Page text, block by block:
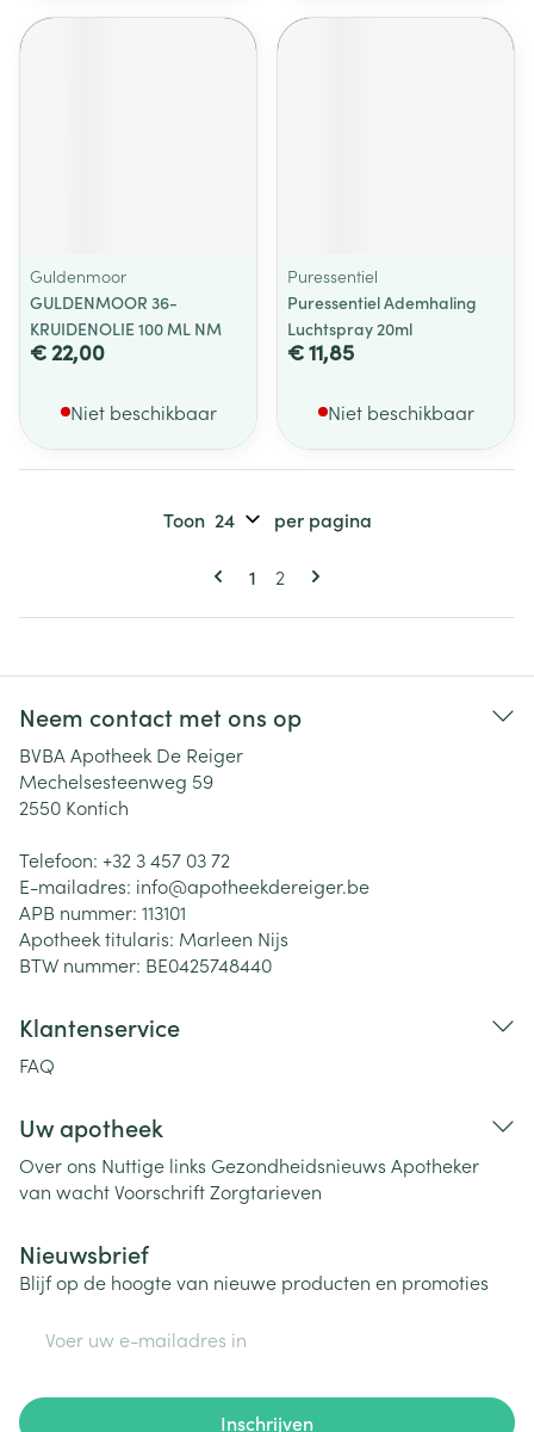
Guldenmoor
GULDENMOOR 36-
KRUIDENOLIE 100 ML NM
€ 22,00
Niet beschikbaar
Puressentiel
Puressentiel Ademhaling
Luchtspray 20ml
€ 11,85
Niet beschikbaar
Pagina's
U lees momenteel pagina
1 Pagina
2
Toon per pagina
Neem contact met ons op
BVBA Apotheek De Reiger
Mechelsesteenweg 59
2550 Kontich
Telefoon: +32 3 457 03 72
E-mailadres: info@apotheekdereiger.be
APB nummer: 113101
Apotheek titularis: Marleen Nijs
BTW nummer: BE0425748440
Klantenservice
FAQ
Uw apotheek
Over ons Nuttige links Gezondheidsnieuws Apotheker
van wachtVoorschriftZorgtarieven
Nieuwsbrief
Blijf op de hoogte van nieuwe producten en promoties
Inschrijven